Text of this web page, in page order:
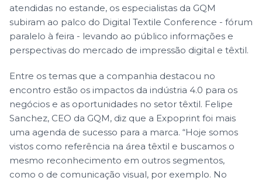
atendidas no estande, os especialistas da GQM
subiram ao palco do Digital Textile Conference - fórum
paralelo à feira - levando ao público informações e
perspectivas do mercado de impressão digital e têxtil.
Entre os temas que a companhia destacou no
encontro estão os impactos da indústria 4.0 para os
negócios e as oportunidades no setor têxtil. Felipe
Sanchez, CEO da GQM, diz que a Expoprint foi mais
uma agenda de sucesso para a marca. “Hoje somos
vistos como referência na área têxtil e buscamos o
mesmo reconhecimento em outros segmentos,
como o de comunicação visual, por exemplo. No